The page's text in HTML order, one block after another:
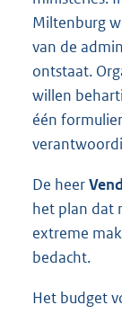
Miltenburg
van de
ontstaat.
willen
één
De heer
het plan dat
extreme
bedacht.
Het budget